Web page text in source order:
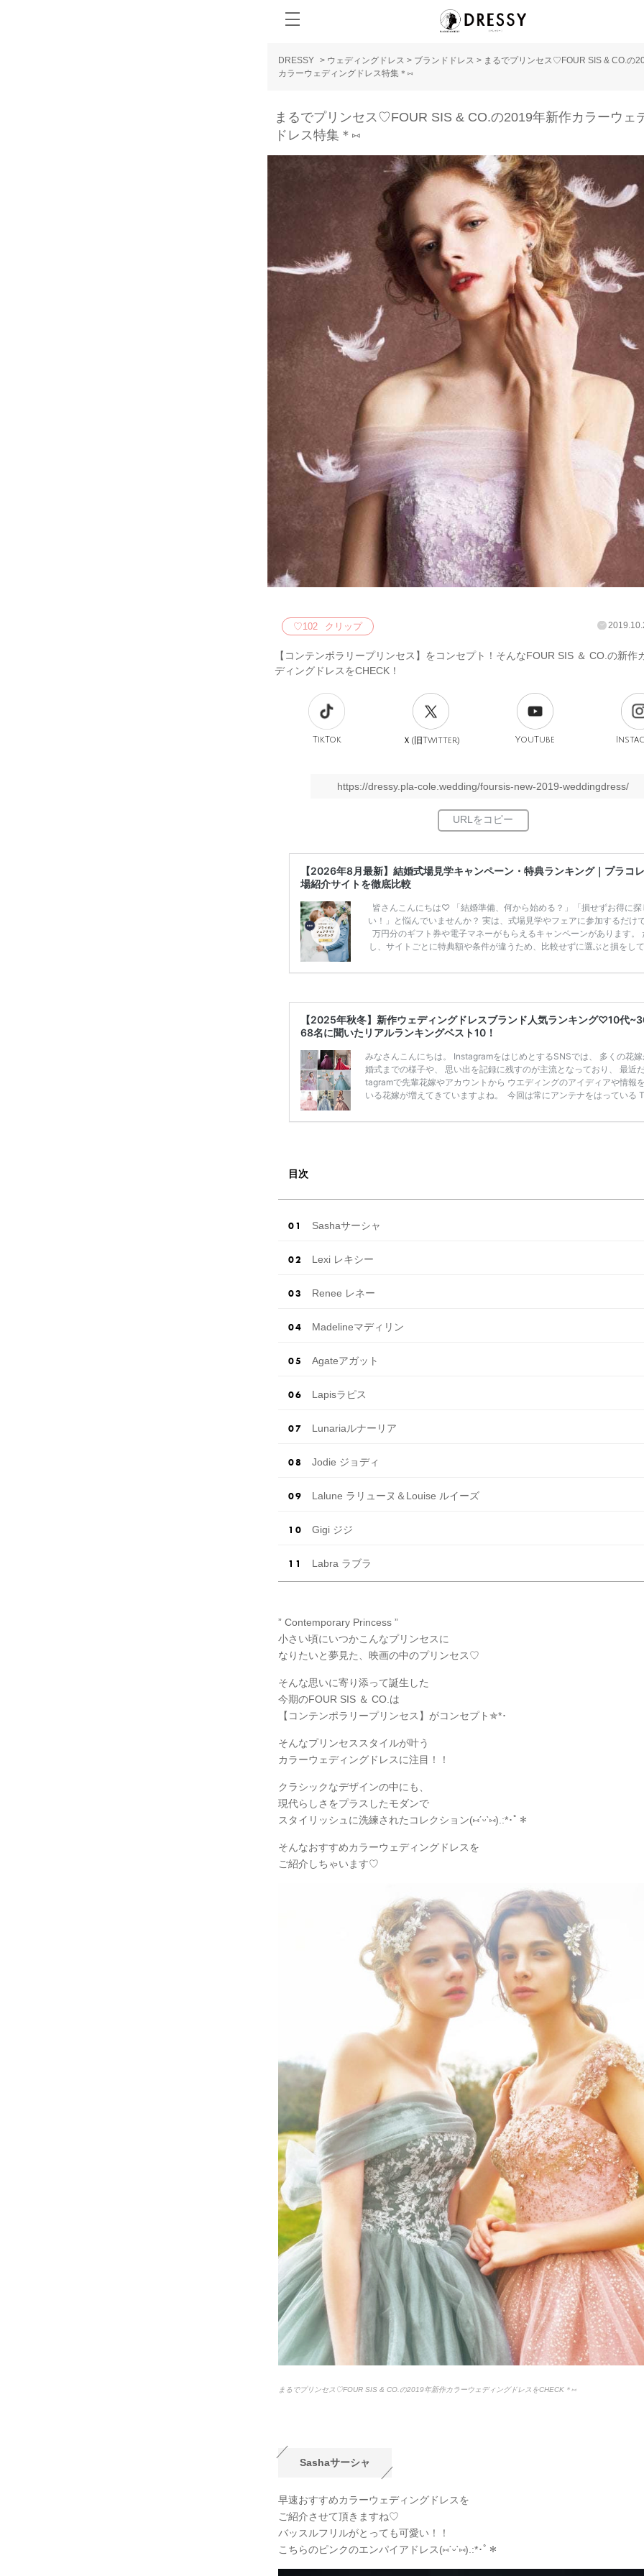
DRESSY > ウェディングドレス > ブランドドレス > まるでプリンセス♡FOUR SIS & CO.の
カラーウェディングドレス特集＊⑅
まるでプリンセス♡FOUR SIS & CO.の2019年新作カラーウェ
ドレス特集＊⑅
♡102 クリップ
【コンテンポラリープリンセス】をコンセプト！そんなFOUR SIS ＆ CO.の新作
ディングドレスをCHECK！
TikTok Ｘ(旧Twitter) YouTube
https://dressy.pla-cole.wedding/foursis-new-2019-weddingdress/
【2026年8月最新】結婚式場見学キャンペーン・特典ランキング｜プラコ
場紹介サイトを徹底比較
皆さんこんにちは♡ 「結婚準備、何から始める？」「損せずお得に探
い！」と悩んでいませんか？ 実は、式場見学やフェアに参加するだけ
万円分のギフト券や電子マネーがもらえるキャンペーンがあります。
し、サイトごとに特典額や条件が違うため、比較せずに選ぶと損をし
ンペーン特典ランキングを公開！ 比較サイト：プラコレ、ゼクシィ、
【2025年秋冬】新作ウェディングドレスブランド人気ランキング♡10代
68名に聞いたリアルランキングベスト10！
みなさんこんにちは。 InstagramをはじめとするSNSでは、 多くの花
婚式までの様子や、 思い出を記録に残すのが主流となっており、 最近
tagramで先輩花嫁やアカウントから ウエディングのアイディアや情報
いる花嫁が増えてきていますよね。 ​ 今回は常にアンテナをはっている
票に参加しました。 こちらの記事では集計結果をリアルなランキング
目次
Sashaサーシャ
Lexi レキシー
Renee レネー
Madelineマディリン
Agateアガット
Lapisラピス
Lunariaルナーリア
Jodie ジョディ
Lalune ラリューヌ＆Louise ルイーズ
Gigi ジジ
Labra ラブラ
” Contemporary Princess ”
小さい頃にいつかこんなプリンセスに
なりたいと夢見た、映画の中のプリンセス♡
そんな思いに寄り添って誕生した
今期のFOUR SIS ＆ CO.は
【コンテンポラリープリンセス】がコンセプト✯*･
そんなプリンセススタイルが叶う
カラーウェディングドレスに注目！！
クラシックなデザインの中にも、
現代らしさをプラスしたモダンで
スタイリッシュに洗練されたコレクション(⑅ˊᵕˋ⑅).:*･ﾟ＊
そんなおすすめカラーウェディングドレスを
ご紹介しちゃいます♡
まるでプリンセス♡FOUR SIS & CO.の2019年新作カラーウェディングドレスをCHECK＊⑅
Sashaサーシャ
早速おすすめカラーウェディングドレスを
ご紹介させて頂きますね♡
バッスルフリルがとっても可愛い！！
こちらのピンクのエンパイアドレス(⑅ˊᵕˋ⑅).:*･ﾟ＊